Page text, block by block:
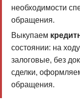
необходимости
обращения.
Выкупаем
состоянии: на
залоговые, без
сделки,
обращения.